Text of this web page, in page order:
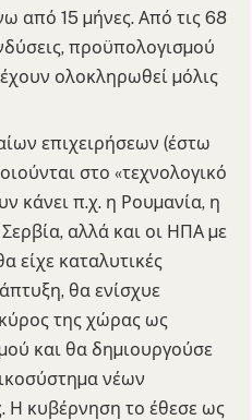
από 15 µήνες. Από τις 68
προϋπολογισµού
ολοκληρωθεί µόλις
επιχειρήσεων (έστω
στο «τεχνολογικό
κάνει π.χ. η Ρουµανία, η
αλλά και οι ΗΠΑ µε
είχε καταλυτικές
θα ενίσχυε
της χώρας ως
και θα δηµιουργούσε
νέων
Η κυβέρνηση το έθεσε ως